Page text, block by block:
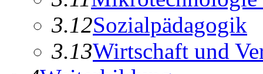
3.12Sozialpädagogik
3.13Wirtschaft und